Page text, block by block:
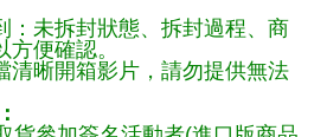
：未拆封狀態、拆封過程、商
便確認。
清晰開箱影片，請勿提供無法